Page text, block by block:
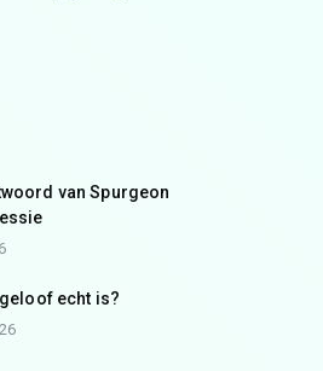
van Spurgeon
echt is?